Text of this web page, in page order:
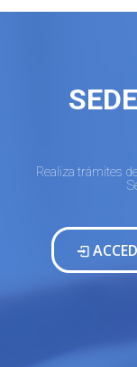
Realiza trámites